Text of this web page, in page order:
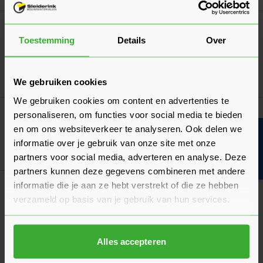
Toestemming Details Over
We gebruiken cookies
We gebruiken cookies om content en advertenties te
personaliseren, om functies voor social media te bieden
en om ons websiteverkeer te analyseren. Ook delen we
informatie over je gebruik van onze site met onze
partners voor social media, adverteren en analyse. Deze
partners kunnen deze gegevens combineren met andere
informatie die je aan ze hebt verstrekt of die ze hebben
verzameld op basis van je gebruik van hun services.
Alles accepteren
Navigeren door de elementen van de carrousel is mogelijk met
Druk om carrousel over te slaan
Druk op om naar carrouselnavigatie te gaan
Dé oplossing bij slecht weer!
Vanaf7,17
Vuren Geschaafd 22x100 (18x95)
Verkrijgbaar in 2 lengtes
Vanaf 1,86per m¹
Isolatiematerialen
Makkelijk isolatiemateriaal vergelijken en
bestellen